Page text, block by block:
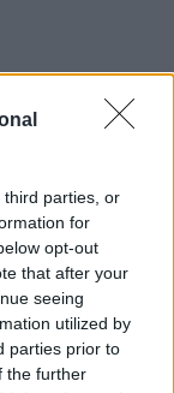
third parties, or
for
opt-out
that after your
seeing
utilized by
parties prior to
the further
vagy a
e
és cinikus
jelenik meg
a